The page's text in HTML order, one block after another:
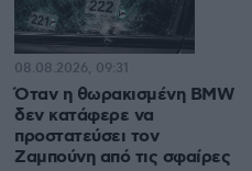
Όταν η θωρακισμένη BMW
δεν κατάφερε να
προστατεύσει τον
Ζαμπούνη από τις σφαίρες
08.08.2026, 09:31